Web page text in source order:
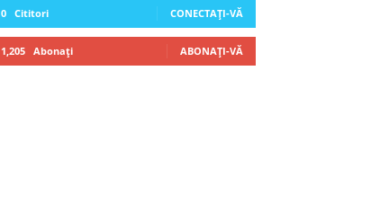
0 Cititori CONECTAȚI-VĂ
1,205 Abonați ABONAȚI-VĂ